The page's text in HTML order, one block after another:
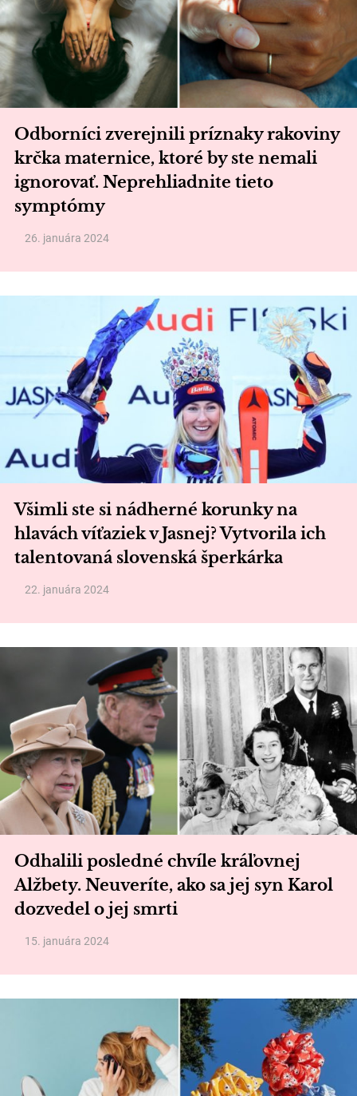
Odborníci zverejnili príznaky rakoviny
krčka maternice, ktoré by ste nemali
ignorovať. Neprehliadnite tieto
symptómy
26. januára 2024
Všimli ste si nádherné korunky na
hlavách víťaziek v Jasnej? Vytvorila ich
talentovaná slovenská šperkárka
22. januára 2024
Odhalili posledné chvíle kráľovnej
Alžbety. Neuveríte, ako sa jej syn Karol
dozvedel o jej smrti
15. januára 2024